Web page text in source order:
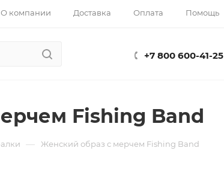
О компании Доставка Оплата Помощь
+7 800 600-41-25
Fishing Band
— Женский образ с мерчем Fishing Band